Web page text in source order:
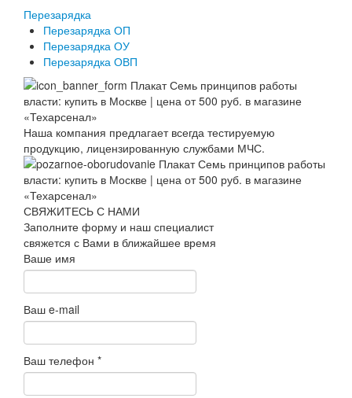
Перезарядка
Перезарядка ОП
Перезарядка ОУ
Перезарядка ОВП
Наша компания предлагает всегда тестируемую
продукцию, лицензированную службами МЧС.
СВЯЖИТЕСЬ С НАМИ
Заполните форму и наш специалист
свяжется с Вами в ближайшее время
Ваше имя
Ваш e-mail
Ваш телефон *